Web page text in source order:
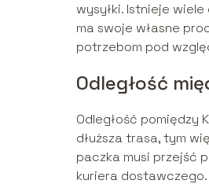
wysyłki. Istnieje
ma swoje własne
potrzebom pod
Odległość
Odległość pomiędzy
dłuższa trasa, tym
paczka musi przejść
kuriera dostawczego.